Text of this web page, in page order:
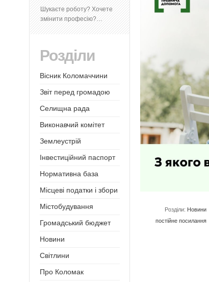
Розділи: Новини
постійне посилання
Шукаєте роботу? Хочете
змінити професію?…
Розділи
Вісник Коломаччини
Звіт перед громадою
Селищна рада
Виконавчий комітет
Землеустрій
Інвестиційний паспорт
Нормативна база
Місцеві податки і збори
Містобудування
Громадський бюджет
Новини
Світлини
Про Коломак